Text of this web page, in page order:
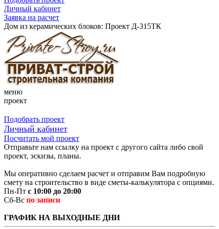
Личный кабинет
Заявка на расчет
Дом из керамических блоков: Проект Д-315ТК
меню
проект
Подобрать проект
Личный кабинет
Посчитать мой проект
Отправьте нам ссылку на проект с другого сайта либо свой
проект, эскизы, планы.
Мы оперативно сделаем расчет и отправим Вам подробную
смету на строительство в виде сметы-калькулятора с опциями.
Пн-Пт с 10:00 до 20:00
Сб-Вс по записи
ГРАФИК НА ВЫХОДНЫЕ ДНИ